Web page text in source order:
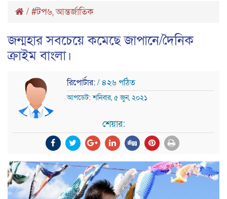
/ #টপ৬,আন্তর্জাতিক
জন্মহার সবচেয়ে কমেছে জাপানে/দৈনিক
ক্রাইম বাংলা।
রিপোর্টার:/ ৪২৬ পঠিত
আপডেট: শনিবার, ৫ জুন, ২০২১
শেয়ার: